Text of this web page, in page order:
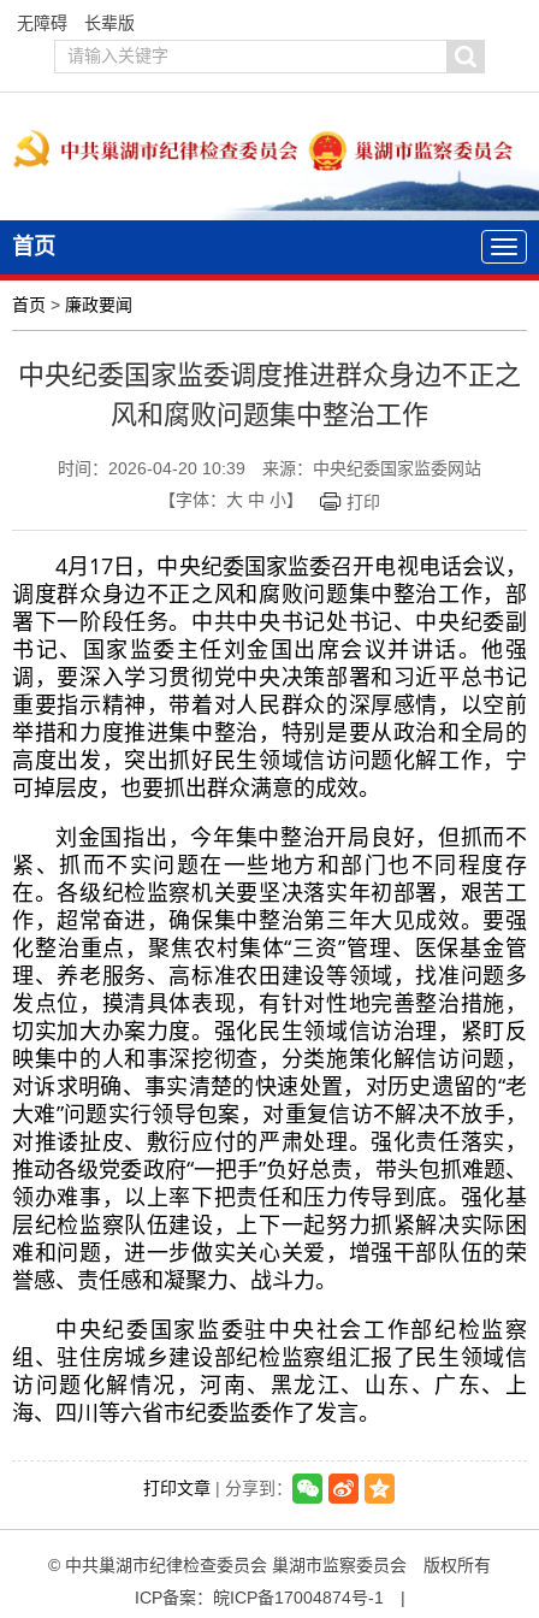
无障碍 长辈版
首页
首页 > 廉政要闻
中央纪委国家监委调度推进群众身边不正之
风和腐败问题集中整治工作
时间：2026-04-20 10:39
来源：中央纪委国家监委网站
【字体： 大 中 小】 打印
4月17日，中央纪委国家监委召开电视电话会议，
调度群众身边不正之风和腐败问题集中整治工作，部
署下一阶段任务。中共中央书记处书记、中央纪委副
书记、国家监委主任刘金国出席会议并讲话。他强
调，要深入学习贯彻党中央决策部署和习近平总书记
重要指示精神，带着对人民群众的深厚感情，以空前
举措和力度推进集中整治，特别是要从政治和全局的
高度出发，突出抓好民生领域信访问题化解工作，宁
可掉层皮，也要抓出群众满意的成效。
刘金国指出，今年集中整治开局良好，但抓而不
紧、抓而不实问题在一些地方和部门也不同程度存
在。各级纪检监察机关要坚决落实年初部署，艰苦工
作，超常奋进，确保集中整治第三年大见成效。要强
化整治重点，聚焦农村集体“三资”管理、医保基金管
理、养老服务、高标准农田建设等领域，找准问题多
发点位，摸清具体表现，有针对性地完善整治措施，
切实加大办案力度。强化民生领域信访治理，紧盯反
映集中的人和事深挖彻查，分类施策化解信访问题，
对诉求明确、事实清楚的快速处置，对历史遗留的“老
大难”问题实行领导包案，对重复信访不解决不放手，
对推诿扯皮、敷衍应付的严肃处理。强化责任落实，
推动各级党委政府“一把手”负好总责，带头包抓难题、
领办难事，以上率下把责任和压力传导到底。强化基
层纪检监察队伍建设，上下一起努力抓紧解决实际困
难和问题，进一步做实关心关爱，增强干部队伍的荣
誉感、责任感和凝聚力、战斗力。
中央纪委国家监委驻中央社会工作部纪检监察
组、驻住房城乡建设部纪检监察组汇报了民生领域信
访问题化解情况，河南、黑龙江、山东、广东、上
海、四川等六省市纪委监委作了发言。
打印文章 | 分享到：
© 中共巢湖市纪律检查委员会 巢湖市监察委员会 版权所有
ICP备案： 皖ICP备17004874号-1 |